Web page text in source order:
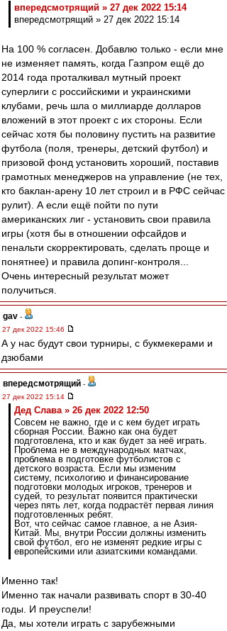
впередсмотрящий » 27 дек 2022 15:14
впередсмотрящий » 27 дек 2022 15:14
На 100 % согласен. Добавлю только - если мне
не изменяет память, когда Газпром ещё до
2014 года проталкивал мутный проект
суперлиги с российскими и украинскими
клубами, речь шла о миллиарде долларов
вложений в этот проект с их стороны. Если
сейчас хотя бы половину пустить на развитие
футбола (поля, тренеры, детский футбол) и
призовой фонд установить хороший, поставив
грамотных менеджеров на управление (не тех,
кто баклан-арену 10 лет строил и в РФС сейчас
рулит). А если ещё пойти по пути
американских лиг - установить свои правила
игры (хотя бы в отношении офсайдов и
пенальти скорректировать, сделать проще и
понятнее) и правила допинг-контроля...
Очень интересный результат может
получиться.
gav -
27 дек 2022 15:46
А у нас будут свои турниры, с букмекерами и
дзюбами
впередсмотрящий -
27 дек 2022 15:14
Дед Слава » 26 дек 2022 12:50
Совсем не важно, где и с кем будет играть
сборная России. Важно как она будет
подготовлена, кто и как будет за неё играть.
Проблема не в международных матчах,
проблема в подготовке футболистов с
детского возраста. Если мы изменим
систему, психологию и финансирование
подготовки молодых игроков, тренеров и
судей, то результат появится практически
через пять лет, когда подрастёт первая линия
подготовленных ребят.
Вот, что сейчас самое главное, а не Азия-
Китай. Мы, внутри России должны изменить
свой футбол, его не изменят редкие игры с
европейскими или азиатскими командами.
Именно так!
Именно так начали развивать спорт в 30-40
годы. И преуспели!
Да, мы хотели играть с зарубежными